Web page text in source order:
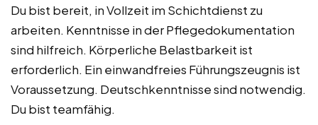
Du bist bereit, in Vollzeit im Schichtdienst zu
arbeiten. Kenntnisse in der Pflegedokumentation
sind hilfreich. Körperliche Belastbarkeit ist
erforderlich. Ein einwandfreies Führungszeugnis ist
Voraussetzung. Deutschkenntnisse sind notwendig.
Du bist teamfähig.